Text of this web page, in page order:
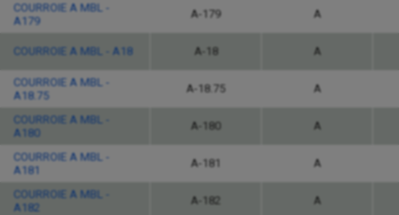
COURROIE A MBL -
A179
A-179 A
COURROIE A MBL - A18 A-18 A
COURROIE A MBL -
A18.75
A-18.75 A
COURROIE A MBL -
A180
A-180 A
COURROIE A MBL -
A181
A-181 A
COURROIE A MBL -
A182
A-182 A